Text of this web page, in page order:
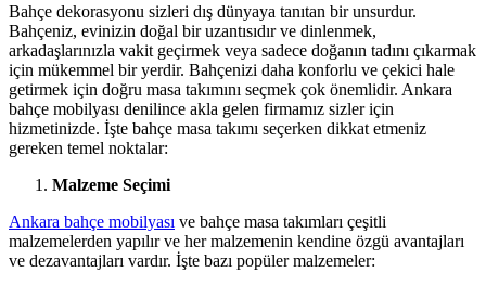
Bahçe dekorasyonu sizleri dış dünyaya tanıtan bir unsurdur.
Bahçeniz, evinizin doğal bir uzantısıdır ve dinlenmek,
arkadaşlarınızla vakit geçirmek veya sadece doğanın tadını çıkarmak
için mükemmel bir yerdir. Bahçenizi daha konforlu ve çekici hale
getirmek için doğru masa takımını seçmek çok önemlidir. Ankara
bahçe mobilyası denilince akla gelen firmamız sizler için
hizmetinizde. İşte bahçe masa takımı seçerken dikkat etmeniz
gereken temel noktalar:
Malzeme Seçimi
Ankara bahçe mobilyası ve bahçe masa takımları çeşitli
malzemelerden yapılır ve her malzemenin kendine özgü avantajları
ve dezavantajları vardır. İşte bazı popüler malzemeler: